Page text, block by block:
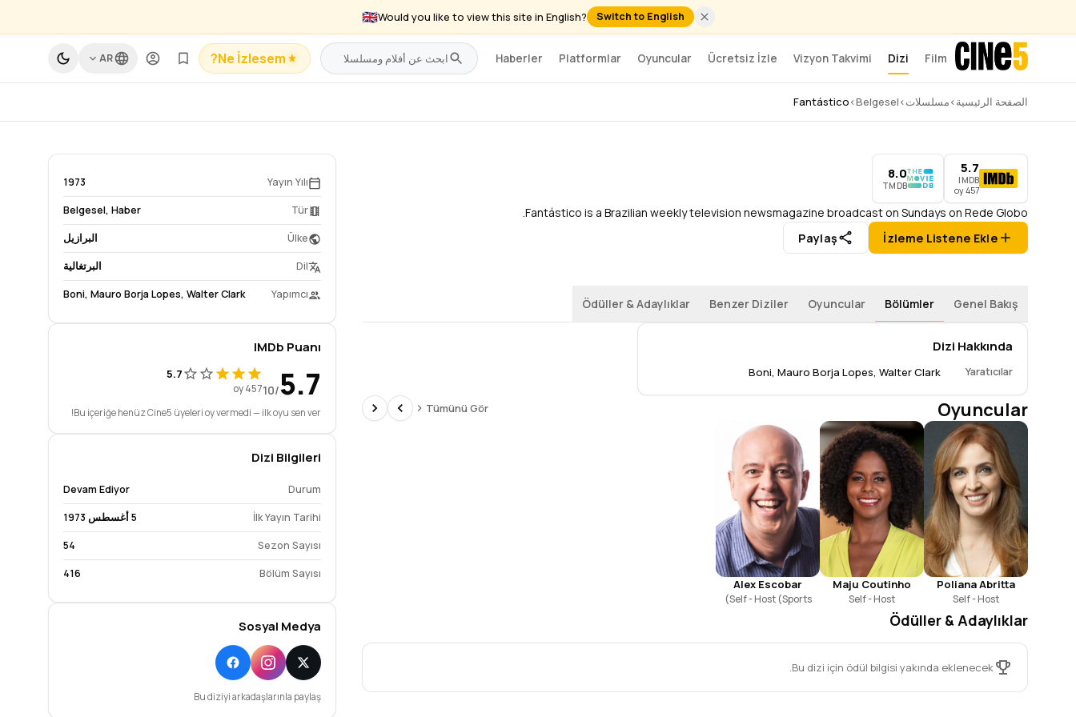
🇬🇧Would you like to view this site in English? Switch to English
Film
Dizi
Vizyon Takvimi
Ücretsiz İzle
Oyuncular
Platformlar
Haberler
Ne İzlesem?
AR
الصفحة الرئيسية›مسلسلات›
Belgesel
›
Fantástico Fantástico
5.7
IMDB
457
oy
1973
–
Devam Ediyor
54 Sezon
416 Bölüm
Belgesel
,
Haber
5.7
IMDB
457 oy
8.0
TMDB
Fantástico is a Brazilian weekly television newsmagazine broadcast on Sundays on Rede Globo.
İzleme Listene Ekle
Paylaş
Yayın Yılı
1973
Tür
Belgesel, Haber
Ülke البرازيل
Dil البرتغالية
Yapımcı
Boni, Mauro Borja Lopes, Walter Clark
IMDb Puanı
5.7
/10
5.7
457 oy
Bu içeriğe henüz Cine5 üyeleri oy vermedi — ilk oyu sen ver!
Dizi Bilgileri
Durum
Devam Ediyor
İlk Yayın Tarihi 5 أغسطس 1973
Sezon Sayısı
54
Bölüm Sayısı
416
Sosyal Medya
Bu diziyi arkadaşlarınla paylaş
Genel Bakış
Bölümler
Oyuncular
Benzer Diziler
Ödüller & Adaylıklar
Dizi Hakkında
Yaratıcılar
Boni, Mauro Borja Lopes, Walter Clark
Oyuncular
Tümünü Gör
Poliana Abritta
Self - Host
Maju Coutinho
Self - Host
Alex Escobar
Self - Host (Sports)
Ödüller & Adaylıklar
Bu dizi için ödül bilgisi yakında eklenecek.